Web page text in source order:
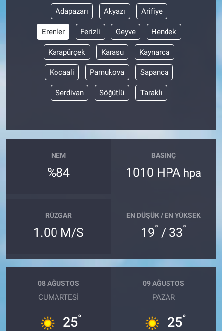
Adapazarı Akyazı Arifiye
Erenler Ferizli Geyve Hendek
Karapürçek Karasu Kaynarca
Kocaali Pamukova Sapanca
Serdivan Söğütlü Taraklı
NEM
%84
BASINÇ
1010 HPA hpa
RÜZGAR
1.00 M/S
EN DÜŞÜK / EN YÜKSEK
19° / 33°
08 AĞUSTOS
CUMARTESI
25°
09 AĞUSTOS
PAZAR
25°